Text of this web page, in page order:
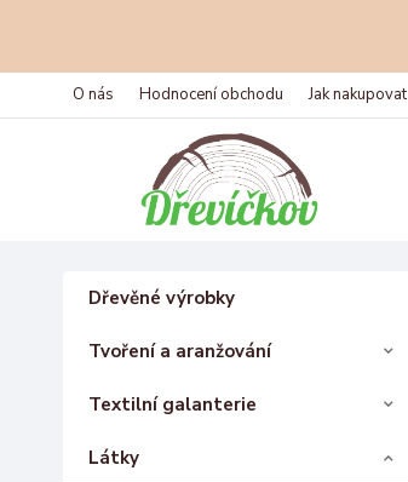
O nás Hodnocení obchodu Jak nakupovat
Dřevěné výrobky
Tvoření a aranžování
Textilní galanterie
Látky